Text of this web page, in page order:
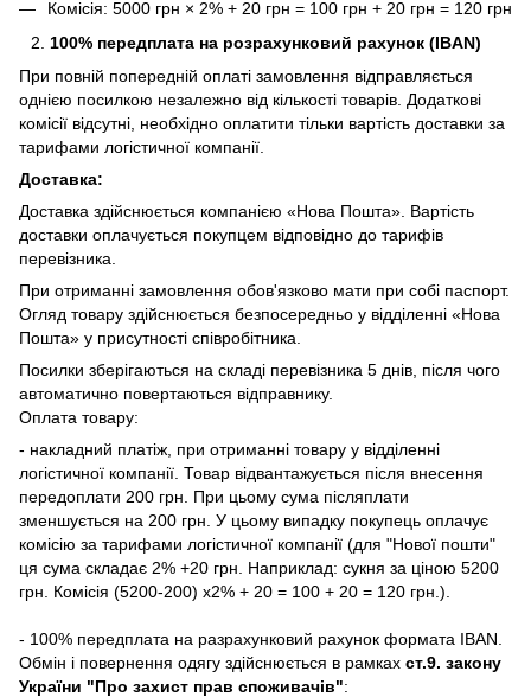
Комісія: 5000 грн × 2% + 20 грн = 100 грн + 20 грн = 120 грн
100% передплата на розрахунковий рахунок (IBAN)
При повній попередній оплаті замовлення відправляється
однією посилкою незалежно від кількості товарів. Додаткові
комісії відсутні, необхідно оплатити тільки вартість доставки за
тарифами логістичної компанії.
Доставка:
Доставка здійснюється компанією «Нова Пошта». Вартість
доставки оплачується покупцем відповідно до тарифів
перевізника.
При отриманні замовлення обов'язково мати при собі паспорт.
Огляд товару здійснюється безпосередньо у відділенні «Нова
Пошта» у присутності співробітника.
Посилки зберігаються на складі перевізника 5 днів, після чого
автоматично повертаються відправнику.
Оплата товару:
- накладний платіж, при отриманні товару у відділенні
логістичної компанії. Товар відвантажується після внесення
передоплати 200 грн. При цьому сума післяплати
зменшується на 200 грн. У цьому випадку покупець оплачує
комісію за тарифами логістичної компанії (для "Нової пошти"
ця сума складає 2% +20 грн. Наприклад: сукня за ціною 5200
грн. Комісія (5200-200) х2% + 20 = 100 + 20 = 120 грн.).
- 100% передплата на разрахунковий рахунок формата IBAN.
Обмін і повернення одягу здійснюється в рамках ст.9. закону
України "Про захист прав споживачів":